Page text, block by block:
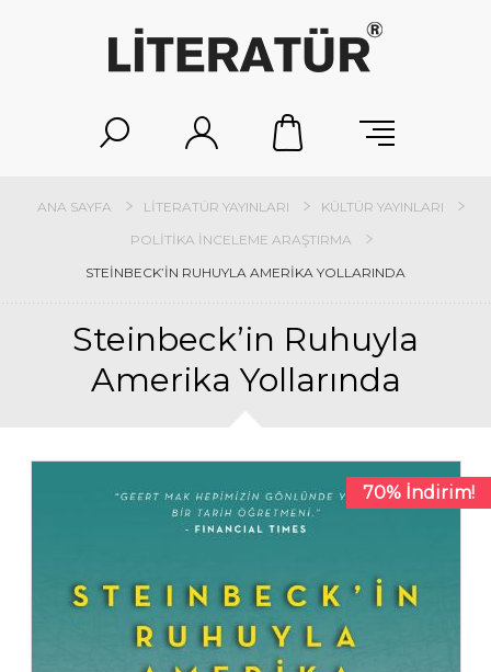
ANA SAYFA LITERATÜR YAYINLARI
KÜLTÜR YAYINLARI
POLITIKA İNCELEME ARAŞTIRMA
STEINBECK’IN RUHUYLA AMERIKA YOLLARINDA
Steinbeck’in Ruhuyla
Amerika Yollarında
70% İndirim!